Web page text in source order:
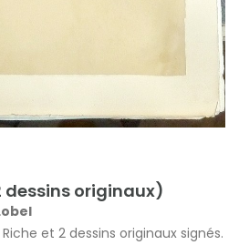
dessins originaux)
et 2 dessins originaux signés.